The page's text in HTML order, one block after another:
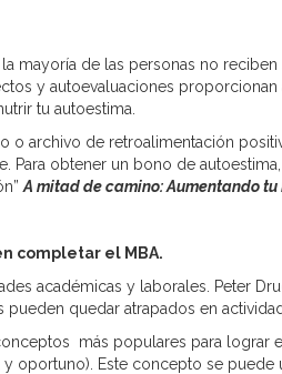
la mayoría de las personas no
y autoevaluaciones
tu autoestima.
o archivo de retroalimentación
Para obtener un bono de
A mitad de camino: Aumentando
completar el MBA.
académicas y laborales. Peter
pueden quedar atrapados en
más populares para lograr
y oportuno). Este concepto se